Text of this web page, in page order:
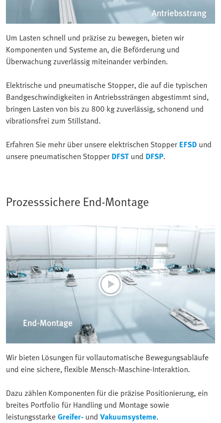
Um Lasten schnell und präzise zu bewegen, bieten wir
Komponenten und Systeme an, die Beförderung und
Überwachung zuverlässig miteinander verbinden.
Elektrische und pneumatische Stopper, die auf die typischen
Bandgeschwindigkeiten in Antriebssträngen abgestimmt sind,
bringen Lasten von bis zu 800 kg zuverlässig, schonend und
vibrationsfrei zum Stillstand.
Erfahren Sie mehr über unsere elektrischen Stopper EFSD und
unsere pneumatischen Stopper DFSTund DFSP.
Prozesssichere End-Montage
Wir bieten Lösungen für vollautomatische Bewegungsabläufe
und eine sichere, flexible Mensch-Maschine-Interaktion.
Dazu zählen Komponenten für die präzise Positionierung, ein
breites Portfolio für Handling und Montage sowie
leistungsstarkeGreifer- und Vakuumsysteme.